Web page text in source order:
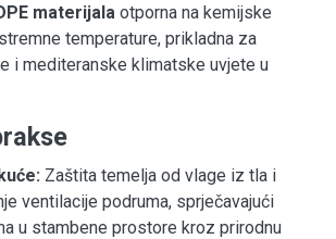
materijala otporna na kemijske
temperature, prikladna za
i mediteranske klimatske uvjete u
Zaštita temelja od vlage iz tla i
ventilacije podruma, sprječavajući
u stambene prostore kroz prirodnu